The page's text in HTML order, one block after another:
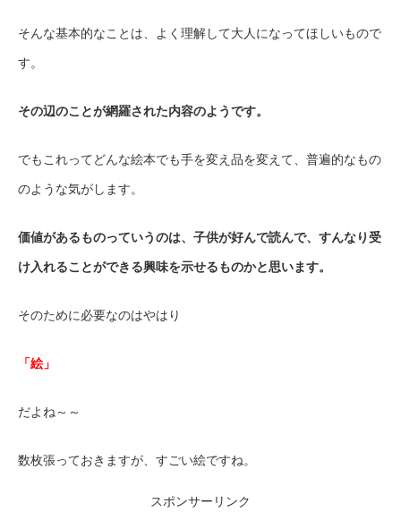
そんな基本的なことは、よく理解して大人になってほしいもので
す。
その辺のことが網羅された内容のようです。
でもこれってどんな絵本でも手を変え品を変えて、普遍的なもの
のような気がします。
価値があるものっていうのは、子供が好んで読んで、すんなり受
け入れることができる興味を示せるものかと思います。
そのために必要なのはやはり
「絵」
だよね～～
数枚張っておきますが、すごい絵ですね。
スポンサーリンク